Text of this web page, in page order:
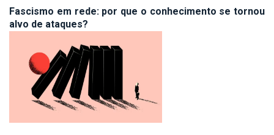
Fascismo em rede: por que o conhecimento se tornou
alvo de ataques?